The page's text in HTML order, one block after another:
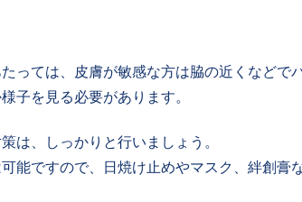
っては、皮膚が敏感な方は脇の近くなどで
子を見る必要があります。
は、しっかりと行いましょう。
能ですので、日焼け止めやマスク、絆創膏